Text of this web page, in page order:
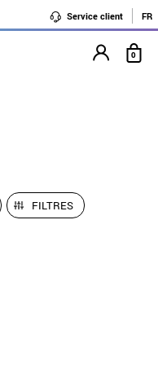
Service client FR
0
FILTRES